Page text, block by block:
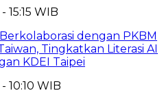
15:15 WIB
dengan PKBM
Tingkatkan Literasi AI
KDEI Taipei
10:10 WIB